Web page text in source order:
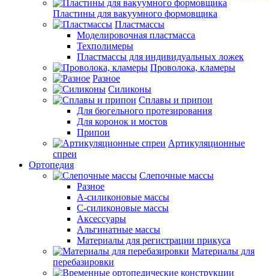
Пластины для вакуумного формовщика
Пластмассы
Моделировочная пластмасса
Техполимеры
Пластмассы для индивидуальных ложек
Проволока, кламеры
Разное
Силиконы
Сплавы и припои
Для бюгельного протезирования
Для коронок и мостов
Припои
Артикуляционные
спреи
Ортопедия
Слепочные массы
Разное
А-силиконовые массы
С-силиконовые массы
Аксессуары
Альгинатные массы
Материалы для регистрации прикуса
Материалы для
перебазировки